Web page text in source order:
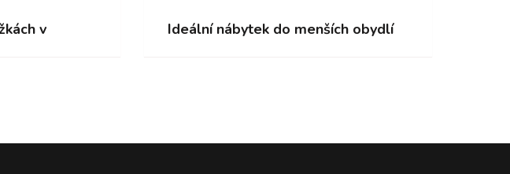
v
Ideální nábytek do menších obydlí